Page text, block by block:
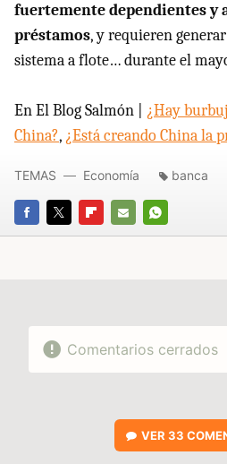
fuertemente dependientes y
préstamos, y requieren
sistema a flote… durante el
En El Blog Salmón | ¿Hay
China?, ¿Está creando China la
FACEBOOK
TWITTERFLIPBOARD
E-
WHATSAPP
TEMAS Economía banca
Comentarios cerrados
VER33